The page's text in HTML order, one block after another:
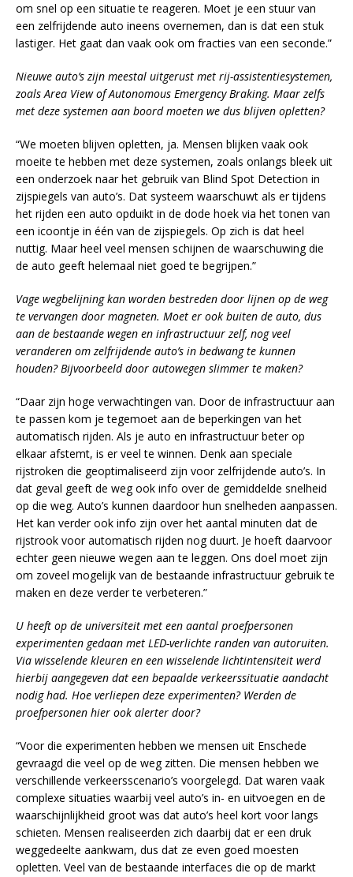
om snel op een situatie te reageren. Moet je een stuur van
een zelfrijdende auto ineens overnemen, dan is dat een stuk
lastiger. Het gaat dan vaak ook om fracties van een seconde.”
Nieuwe auto’s zijn meestal uitgerust met rij-assistentiesystemen,
zoals Area View of Autonomous Emergency Braking. Maar zelfs
met deze systemen aan boord moeten we dus blijven opletten?
“We moeten blijven opletten, ja. Mensen blijken vaak ook
moeite te hebben met deze systemen, zoals onlangs bleek uit
een onderzoek naar het gebruik van Blind Spot Detection in
zijspiegels van auto’s. Dat systeem waarschuwt als er tijdens
het rijden een auto opduikt in de dode hoek via het tonen van
een icoontje in één van de zijspiegels. Op zich is dat heel
nuttig. Maar heel veel mensen schijnen de waarschuwing die
de auto geeft helemaal niet goed te begrijpen.”
Vage wegbelijning kan worden bestreden door lijnen op de weg
te vervangen door magneten. Moet er ook buiten de auto, dus
aan de bestaande wegen en infrastructuur zelf, nog veel
veranderen om zelfrijdende auto’s in bedwang te kunnen
houden? Bijvoorbeeld door autowegen slimmer te maken?
“Daar zijn hoge verwachtingen van. Door de infrastructuur aan
te passen kom je tegemoet aan de beperkingen van het
automatisch rijden. Als je auto en infrastructuur beter op
elkaar afstemt, is er veel te winnen. Denk aan speciale
rijstroken die geoptimaliseerd zijn voor zelfrijdende auto’s. In
dat geval geeft de weg ook info over de gemiddelde snelheid
op die weg. Auto’s kunnen daardoor hun snelheden aanpassen.
Het kan verder ook info zijn over het aantal minuten dat de
rijstrook voor automatisch rijden nog duurt. Je hoeft daarvoor
echter geen nieuwe wegen aan te leggen. Ons doel moet zijn
om zoveel mogelijk van de bestaande infrastructuur gebruik te
maken en deze verder te verbeteren.”
U heeft op de universiteit met een aantal proefpersonen
experimenten gedaan met LED-verlichte randen van autoruiten.
Via wisselende kleuren en een wisselende lichtintensiteit werd
hierbij aangegeven dat een bepaalde verkeerssituatie aandacht
nodig had. Hoe verliepen deze experimenten? Werden de
proefpersonen hier ook alerter door?
“Voor die experimenten hebben we mensen uit Enschede
gevraagd die veel op de weg zitten. Die mensen hebben we
verschillende verkeersscenario’s voorgelegd. Dat waren vaak
complexe situaties waarbij veel auto’s in- en uitvoegen en de
waarschijnlijkheid groot was dat auto’s heel kort voor langs
schieten. Mensen realiseerden zich daarbij dat er een druk
weggedeelte aankwam, dus dat ze even goed moesten
opletten. Veel van de bestaande interfaces die op de markt